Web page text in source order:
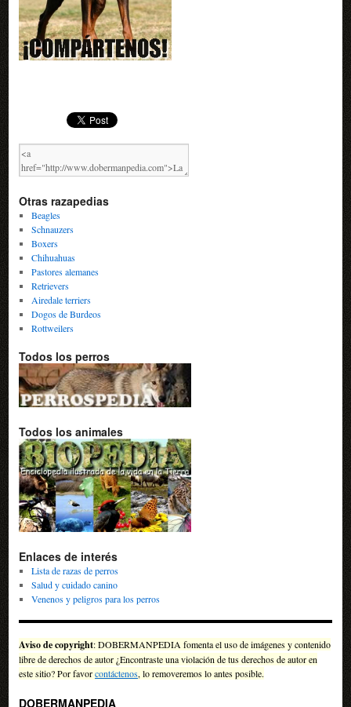
Otras razapedias
Beagles
Schnauzers
Boxers
Chihuahuas
Pastores alemanes
Retrievers
Airedale terriers
Dogos de Burdeos
Rottweilers
Todos los perros
Todos los animales
Enlaces de interés
Lista de razas de perros
Salud y cuidado canino
Venenos y peligros para los perros
Aviso de copyright: DOBERMANPEDIA fomenta el uso de imágenes y contenido
libre de derechos de autor ¿Encontraste una violación de tus derechos de autor en
este sitio? Por favorcontáctenos, lo removeremos lo antes posible.
DOBERMANPEDIA